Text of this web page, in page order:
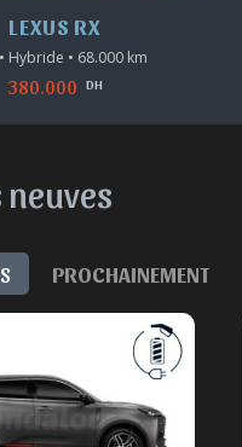
LEXUS ES
Hybride • 1.000 km
560.000 DH
PROCHAINEMENT